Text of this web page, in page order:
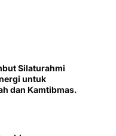
Silaturahmi
untuk
dan Kamtibmas.